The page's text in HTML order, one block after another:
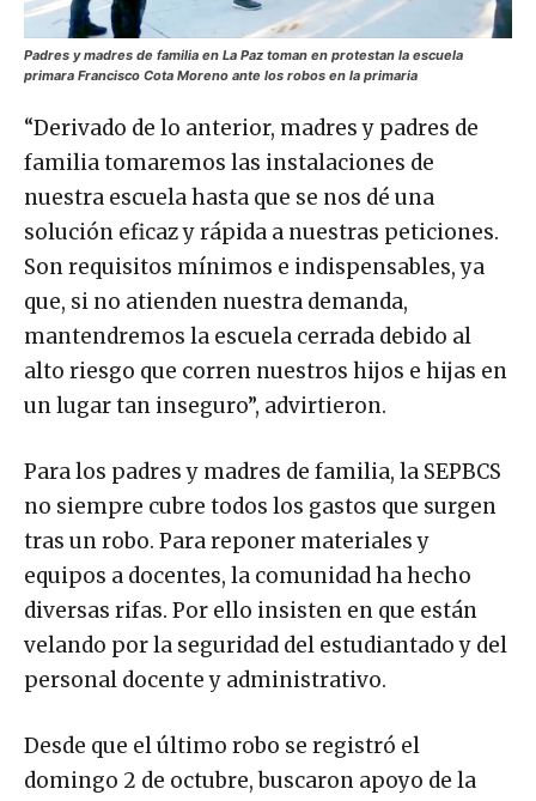
Padres y madres de familia en La Paz toman en protestan la escuela
primara Francisco Cota Moreno ante los robos en la primaria
“Derivado de lo anterior, madres y padres de
familia tomaremos las instalaciones de
nuestra escuela hasta que se nos dé una
solución eficaz y rápida a nuestras peticiones.
Son requisitos mínimos e indispensables, ya
que, si no atienden nuestra demanda,
mantendremos la escuela cerrada debido al
alto riesgo que corren nuestros hijos e hijas en
un lugar tan inseguro”, advirtieron.
Para los padres y madres de familia, la SEPBCS
no siempre cubre todos los gastos que surgen
tras un robo. Para reponer materiales y
equipos a docentes, la comunidad ha hecho
diversas rifas. Por ello insisten en que están
velando por la seguridad del estudiantado y del
personal docente y administrativo.
Desde que el último robo se registró el
domingo 2 de octubre, buscaron apoyo de la